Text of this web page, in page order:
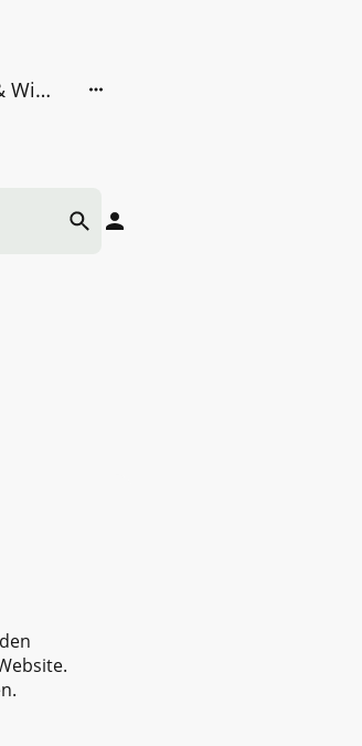
Vertragswiderruf & Widerrufsbelehrung